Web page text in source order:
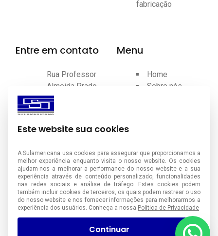
Este website sua cookies
A Sulamericana usa cookies para assegurar que proporcionamos a
melhor experiência enquanto visita o nosso website. Os cookies
ajudam-nos a melhorar a performance do nosso website e a sua
experiência através de conteúdo personalizado, funcionalidades
nas redes sociais e análise de tráfego. Estes cookies podem
também incluir cookies de terceiros, os quais podem rastrear o uso
do nosso website e nos fornecer informações para melhorarmos a
experiência dos usuários. Conheça a nossa Política de Privacidade
Continuar
fabricação
Entre em contato
Rua Professor
Almeida Prado,
41 - Planalto -
São Bernardo
7100
(11) 99758-
7461
vendas@sulamericana.ind.br
Menu
Home
Sobre nós